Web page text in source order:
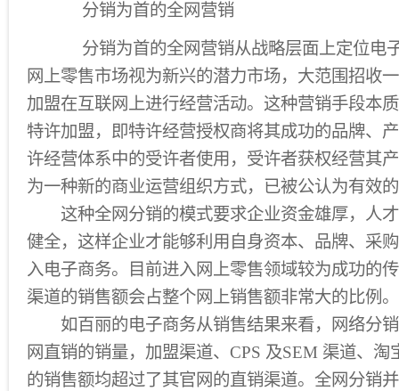
分销为首的全网营销
分销为首的全网营销从战略层面上定位电
网上零售市场视为新兴的潜力市场，大范围招收
加盟在互联网上进行经营活动。这种营销手段本
特许加盟，即特许经营授权商将其成功的品牌、
许经营体系中的受许者使用，受许者获权经营其
为一种新的商业运营组织方式，已被公认为有效
这种全网分销的模式要求企业资金雄厚，人才
健全，这样企业才能够利用自身资本、品牌、采
入电子商务。目前进入网上零售领域较为成功的
渠道的销售额会占整个网上销售额非常大的比例。
如百丽的电子商务从销售结果来看，网络分销
网直销的销量，加盟渠道、CPS 及SEM 渠道、淘
的销售额均超过了其官网的直销渠道。全网分销